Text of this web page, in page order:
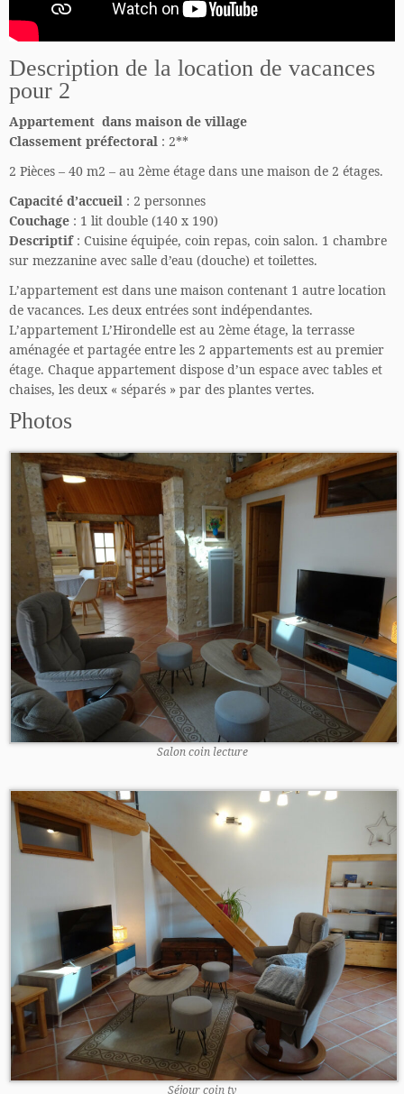
Description de la location de vacances
pour 2
Appartement dans maison de village
Classement préfectoral : 2**
2 Pièces – 40 m2 – au 2ème étage dans une maison de 2 étages.
Capacité d’accueil : 2 personnes
Couchage : 1 lit double (140 x 190)
Descriptif: Cuisine équipée, coin repas, coin salon. 1 chambre
sur mezzanine avec salle d’eau (douche) et toilettes.
L’appartement est dans une maison contenant 1 autre location
de vacances. Les deux entrées sont indépendantes.
L’appartement L’Hirondelle est au 2ème étage, la terrasse
aménagée et partagée entre les 2 appartements est au premier
étage. Chaque appartement dispose d’un espace avec tables et
chaises, les deux « séparés » par des plantes vertes.
Photos
Salon coin lecture
Séjour coin tv